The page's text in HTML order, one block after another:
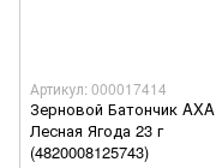
Артикул: 000017414
Зерновой Батончик AXA
Лесная Ягода 23 г
(4820008125743)